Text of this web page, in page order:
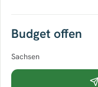
Budget offen
Sachsen